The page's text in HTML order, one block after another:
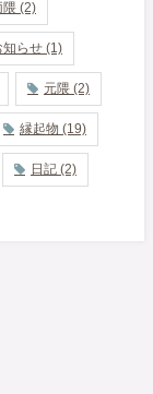
隈 (2)
知らせ (1)
元隈 (2)
縁起物 (19)
日記 (2)